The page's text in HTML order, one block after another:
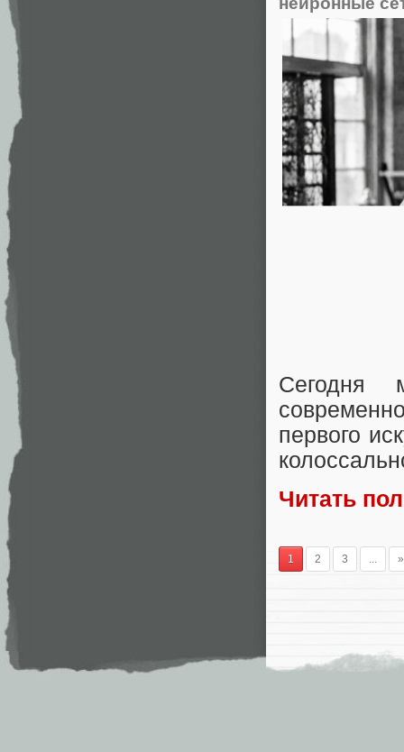
Сегодня
первого
Читать
1 2 3 ... »